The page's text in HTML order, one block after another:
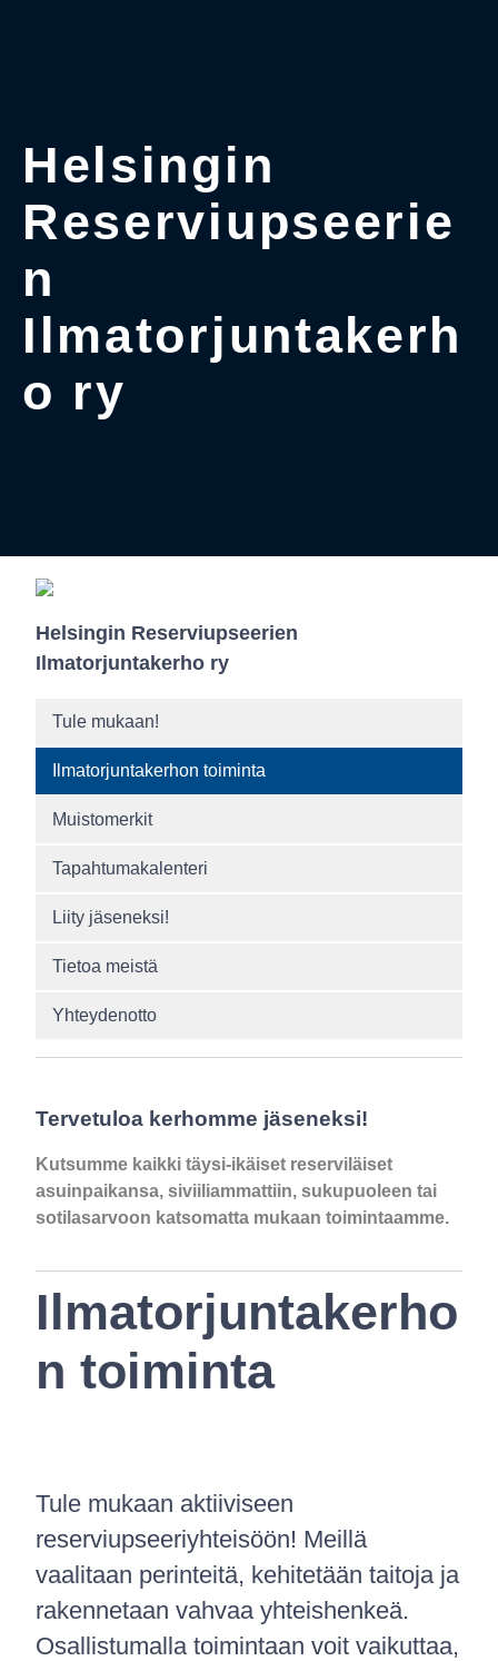
Helsingin
Reserviupseerie
n
Ilmatorjuntakerh
o ry
Helsingin Reserviupseerien
Ilmatorjuntakerho ry
Tule mukaan!
Ilmatorjuntakerhon toiminta
Muistomerkit
Tapahtumakalenteri
Liity jäseneksi!
Tietoa meistä
Yhteydenotto
Tervetuloa kerhomme jäseneksi!
Kutsumme kaikki täysi-ikäiset reserviläiset
asuinpaikansa, siviiliammattiin, sukupuoleen tai
sotilasarvoon katsomatta mukaan toimintaamme.
Ilmatorjuntakerho
n toiminta
Tule mukaan aktiiviseen
reserviupseeriyhteisöön! Meillä
vaalitaan perinteitä, kehitetään taitoja ja
rakennetaan vahvaa yhteishenkeä.
Osallistumalla toimintaan voit vaikuttaa,